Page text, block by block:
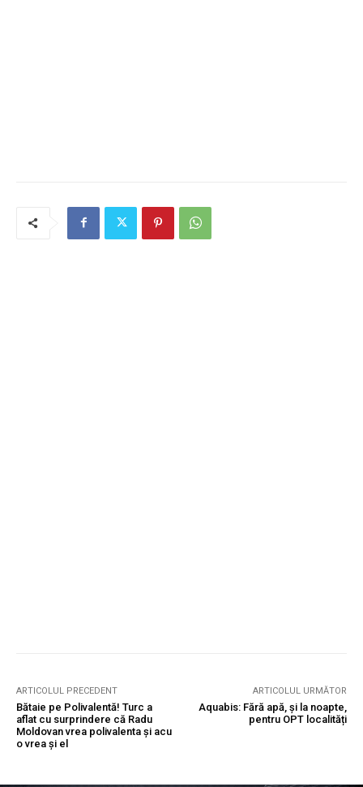
ARTICOLUL PRECEDENT
Bătaie pe Polivalentă! Turc a
aflat cu surprindere că Radu
Moldovan vrea polivalenta și acu
o vrea și el
ARTICOLUL URMĂTOR
Aquabis: Fără apă, și la noapte,
pentru OPT localități